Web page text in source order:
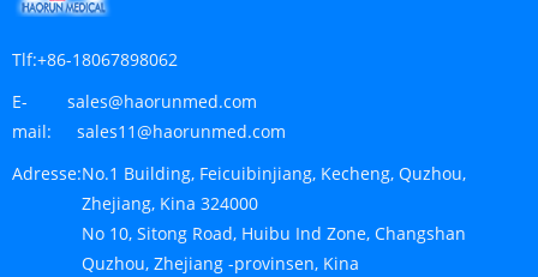
Tlf:+86-18067898062
E-
mail:
sales@haorunmed.com
sales11@haorunmed.com
Adresse:No.1 Building, Feicuibinjiang, Kecheng, Quzhou,
Zhejiang, Kina 324000
No 10, Sitong Road, Huibu Ind Zone, Changshan
Quzhou, Zhejiang -provinsen, Kina